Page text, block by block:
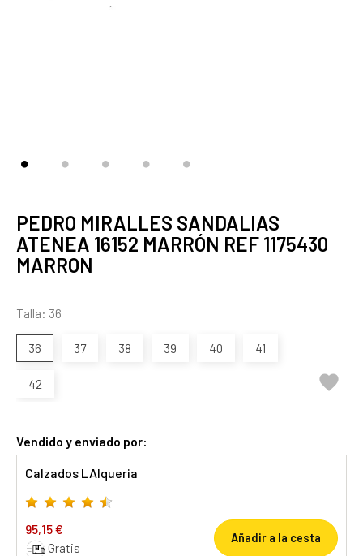
PEDRO MIRALLES SANDALIAS
ATENEA 16152 MARRÓN REF 1175430
MARRON
Talla: 36
36 37 38 39 40 41
42 
Vendido y enviado por:
Calzados LAlqueria
95,15 €
Gratis
Añadir a la cesta